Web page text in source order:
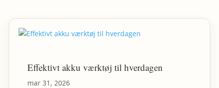
Effektivt akku værktøj til hverdagen
mar 31, 2026